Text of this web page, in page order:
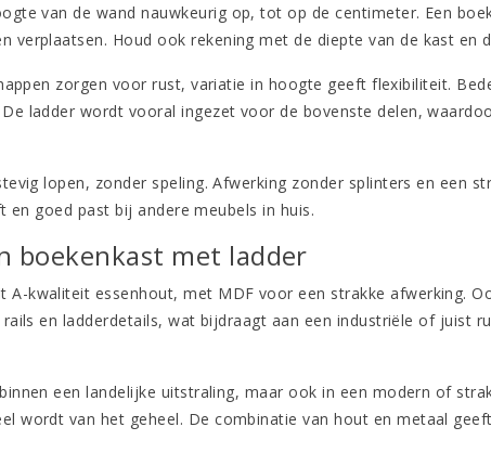
van de wand nauwkeurig op, tot op de centimeter. Een
verplaatsen. Houd ook rekening met de diepte van de kast en
zorgen voor rust, variatie in hoogte geeft flexibiliteit.
ladder wordt vooral ingezet voor de bovenste delen,
lopen, zonder speling. Afwerking zonder splinters en een
goed past bij andere meubels in huis.
boekenkast met ladder
kwaliteit essenhout, met MDF voor een strakke afwerking.
en ladderdetails, wat bijdraagt aan een industriële of juist
een landelijke uitstraling, maar ook in een modern of
wordt van het geheel. De combinatie van hout en metaal